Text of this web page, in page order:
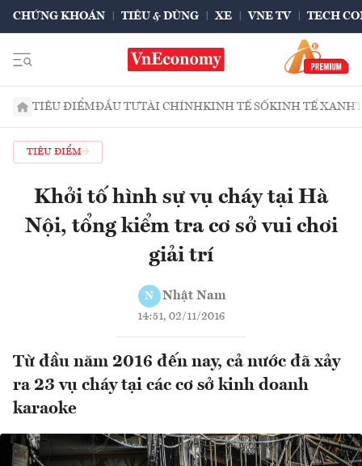
CHỨNG KHOÁN TIÊU & DÙNG XE VNE TV TECH
TIÊU ĐIỂMĐẦU TƯTÀI CHÍNHKINH TẾ SỐKINH TẾ XANH
TIÊU ĐIỂM
Khởi tố hình sự vụ cháy tại Hà
Nội, tổng kiểm tra cơ sở vui chơi
giải trí
N Nhật Nam
14:51, 02/11/2016
Từ đầu năm 2016 đến nay, cả nước đã xảy
ra 23 vụ cháy tại các cơ sở kinh doanh
karaoke